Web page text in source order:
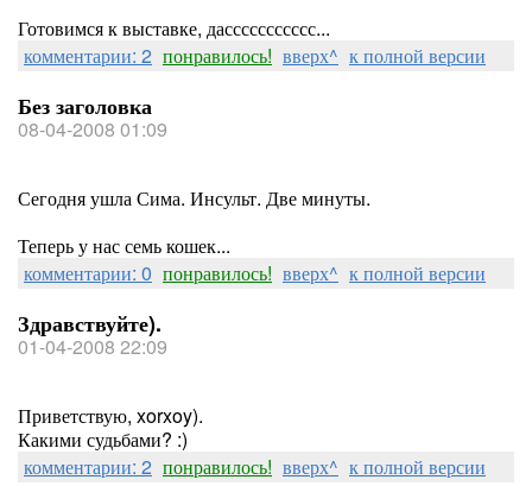
Готовимся к выставке, дассссссссссс...
комментарии: 2 понравилось! вверх^ к полной версии
Без заголовка
08-04-2008 01:09
Сегодня ушла Сима. Инсульт. Две минуты.
Теперь у нас семь кошек...
комментарии: 0 понравилось! вверх^ к полной версии
Здравствуйте).
01-04-2008 22:09
Приветствую, xorxoy).
Какими судьбами? :)
комментарии: 2 понравилось! вверх^ к полной версии